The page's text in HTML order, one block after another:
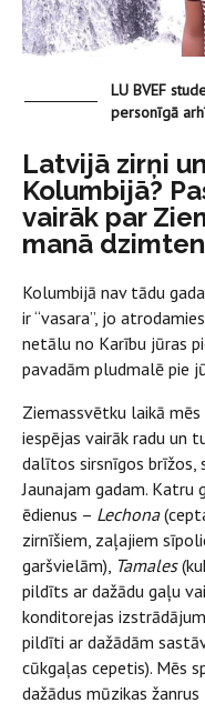
LU BVEF
personīgā
Latvijā zirņi
Kolumbijā?
vairāk par
manā
Kolumbijā nav tādu
ir “vasara”, jo
netālu no Karību jūras
pavadām pludmalē pie
Ziemassvētku laikā
iespējas vairāk radu un
dalītos sirsnīgos brīžos,
Jaunajam gadam.
ēdienus – Lechona
zirnīšiem, zaļajiem
garšvielām), Tamales
pildīts ar dažādu gaļu
konditorejas
pildīti ar dažādām
cūkgaļas cepetis). Mēs
dažādus mūzikas